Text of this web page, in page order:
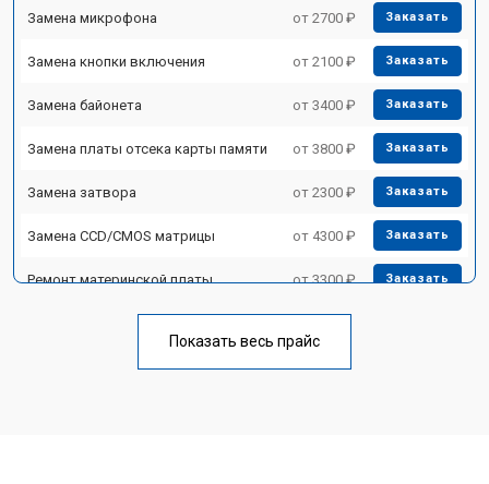
Замена микрофона от 2700 ₽ Заказать
Замена кнопки включения от 2100 ₽ Заказать
Замена байонета от 3400 ₽ Заказать
Замена платы отсека карты памяти от 3800 ₽ Заказать
Замена затвора от 2300 ₽ Заказать
Замена CCD/CMOS матрицы от 4300 ₽ Заказать
Ремонт материнской платы от 3300 ₽ Заказать
Показать весь прайс